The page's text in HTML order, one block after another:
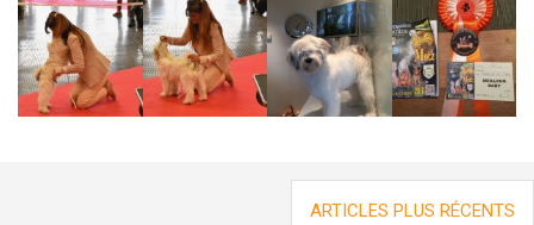
ARTICLES PLUS RÉCENTS